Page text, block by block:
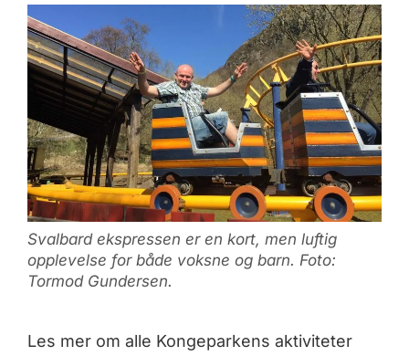
Svalbard ekspressen er en kort, men luftig
opplevelse for både voksne og barn. Foto:
Tormod Gundersen.
Les mer om alle Kongeparkens aktiviteter